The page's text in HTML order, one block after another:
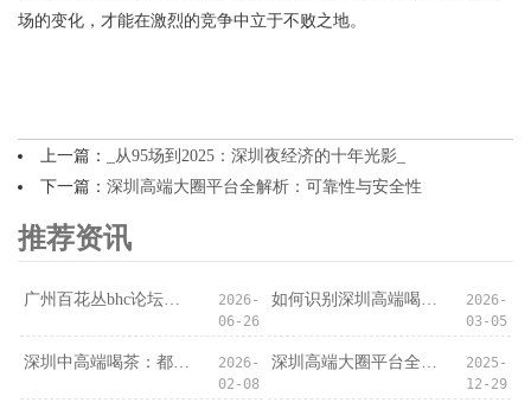
场的变化，才能在激烈的竞争中立于不败之地。
上一篇：
_从95场到2025：深圳夜经济的十年光影_
下一篇： 深圳高端大圈平台全解析：可靠性与安全性
推荐资讯
‌广州百花丛bhc论坛‌：论坛里的“资源陷阱”
2026-
06-26
如何识别深圳高端喝茶会所的隐藏服务？
2026-
03-05
深圳中高端喝茶：都市人的深夜疗愈
2026-
02-08
深圳高端大圈平台全解析：可靠性与安全性
2025-
12-29